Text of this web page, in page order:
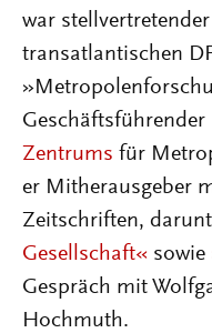
war
transatlantischen
Geschäftsführender
Zentrums für
er Mitherausgeber
Zeitschriften,
Gesellschaft« sowie
Gespräch mit
Hochmuth.